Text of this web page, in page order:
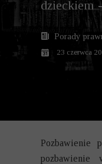
23 czerwca
Porady
dzieckiem
Pozbawienie
pozbawienie